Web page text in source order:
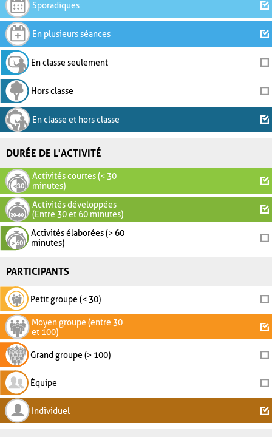
Sporadiques
En plusieurs séances
En classe seulement
Hors classe
En classe et hors classe
DURÉE DE L'ACTIVITÉ
Activités courtes (< 30
minutes)
Activités développées
(Entre 30 et 60 minutes)
Activités élaborées (> 60
minutes)
PARTICIPANTS
Petit groupe (< 30)
Moyen groupe (entre 30
et 100)
Grand groupe (> 100)
Équipe
Individuel